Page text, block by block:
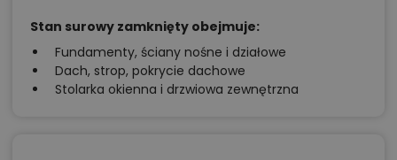
Stan surowy zamknięty obejmuje:
Fundamenty, ściany nośne i działowe
Dach, strop, pokrycie dachowe
Stolarka okienna i drzwiowa zewnętrzna